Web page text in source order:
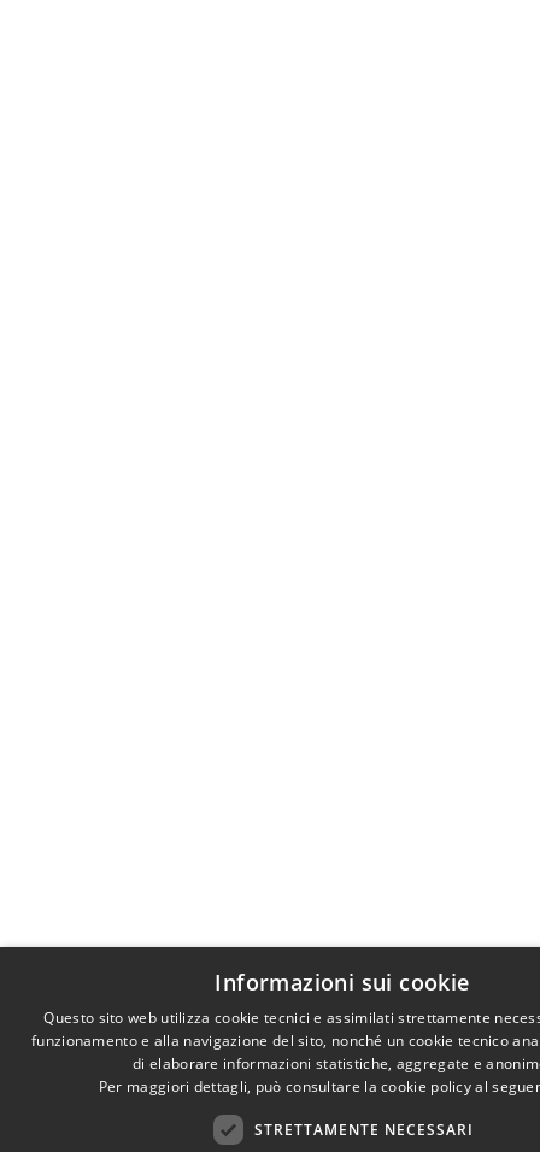
Informazioni sui cookie
Questo sito web utilizza cookie tecnici e assimilati strettamente
funzionamento e alla navigazione del sito, nonché un cookie tecnico
di elaborare informazioni statistiche, aggregate e
Per maggiori dettagli, può consultare la cookie policy al
STRETTAMENTE NECESSARI